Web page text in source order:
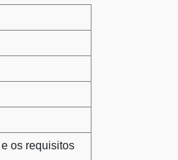
os requisitos